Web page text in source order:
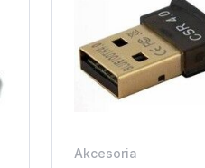
Akcesoria